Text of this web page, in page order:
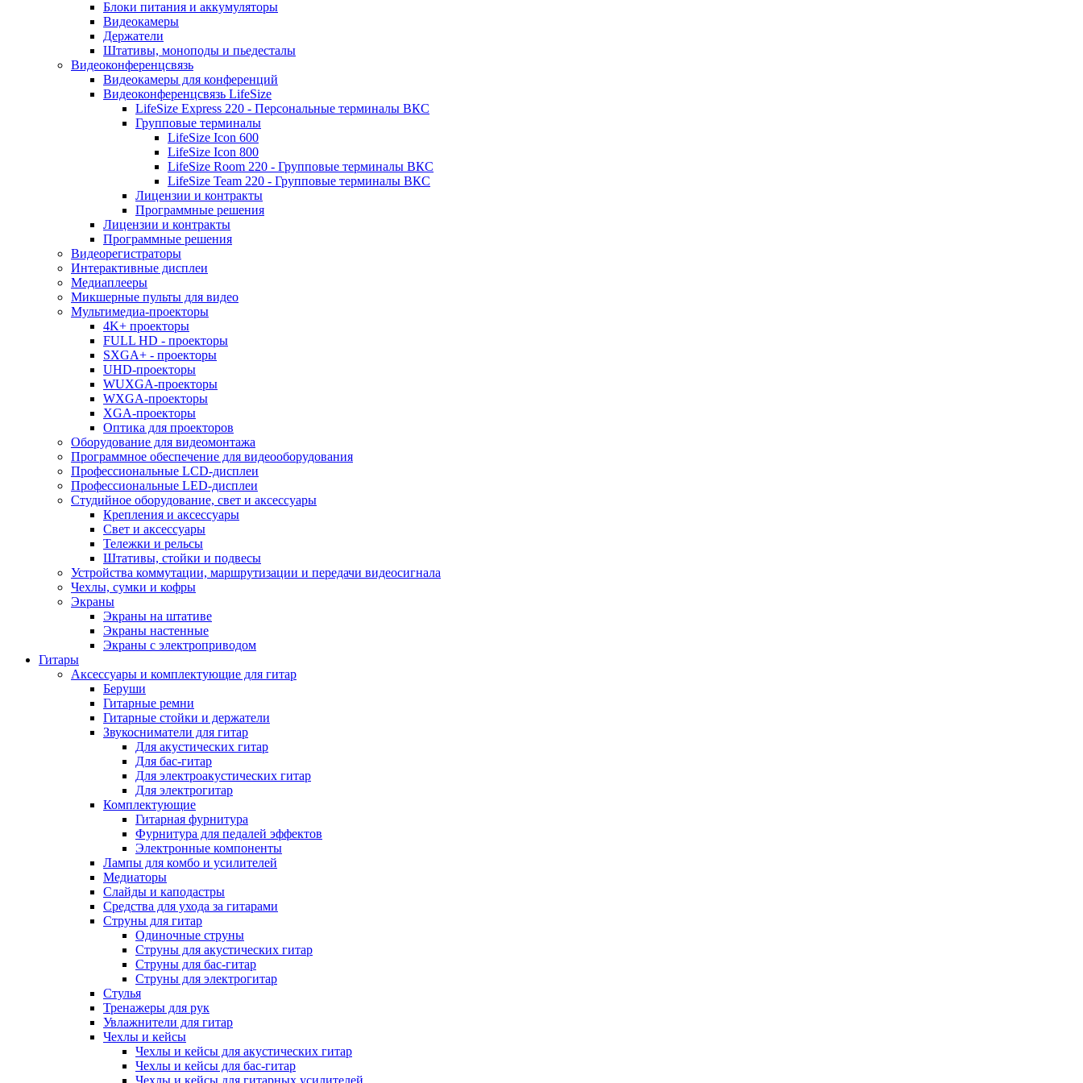
Блоки питания и аккумуляторы
Видеокамеры
Держатели
Штативы, моноподы и пьедесталы
Видеоконференцсвязь
Видеокамеры для конференций
Видеоконференцсвязь LifeSize
LifeSize Express 220 - Персональные терминалы ВКС
Групповые терминалы
LifeSize Icon 600
LifeSize Icon 800
LifeSize Room 220 - Групповые терминалы ВКС
LifeSize Team 220 - Групповые терминалы ВКС
Лицензии и контракты
Программные решения
Лицензии и контракты
Программные решения
Видеорегистраторы
Интерактивные дисплеи
Медиаплееры
Микшерные пульты для видео
Мультимедиа-проекторы
4K+ проекторы
FULL HD - проекторы
SXGA+ - проекторы
UHD-проекторы
WUXGA-проекторы
WXGA-проекторы
XGA-проекторы
Оптика для проекторов
Оборудование для видеомонтажа
Программное обеспечение для видеооборудования
Профессиональные LCD-дисплеи
Профессиональные LED-дисплеи
Студийное оборудование, свет и аксессуары
Крепления и аксессуары
Свет и аксессуары
Тележки и рельсы
Штативы, стойки и подвесы
Устройства коммутации, маршрутизации и передачи видеосигнала
Чехлы, сумки и кофры
Экраны
Экраны на штативе
Экраны настенные
Экраны с электроприводом
Гитары
Аксессуары и комплектующие для гитар
Беруши
Гитарные ремни
Гитарные стойки и держатели
Звукосниматели для гитар
Для акустических гитар
Для бас-гитар
Для электроакустических гитар
Для электрогитар
Комплектующие
Гитарная фурнитура
Фурнитура для педалей эффектов
Электронные компоненты
Лампы для комбо и усилителей
Медиаторы
Слайды и каподастры
Средства для ухода за гитарами
Струны для гитар
Одиночные струны
Струны для акустических гитар
Струны для бас-гитар
Струны для электрогитар
Стулья
Тренажеры для рук
Увлажнители для гитар
Чехлы и кейсы
Чехлы и кейсы для акустических гитар
Чехлы и кейсы для бас-гитар
Чехлы и кейсы для гитарных усилителей